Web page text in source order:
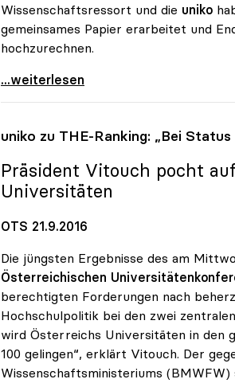
Wissenschaftsressort und die uniko
gemeinsames Papier erarbeitet und
hochzurechnen.
uniko: Studienplatzfinanzierung muss
...weiterlesen
uniko zu THE-Ranking: „Bei
Präsident Vitouch pocht
Universitäten
OTS 21.9.2016
Die jüngsten Ergebnisse des am
Österreichischen
berechtigten Forderungen nach
Hochschulpolitik bei den zwei
wird Österreichs Universitäten in den
100 gelingen“, erklärt Vitouch. Der
Wissenschaftsministeriums